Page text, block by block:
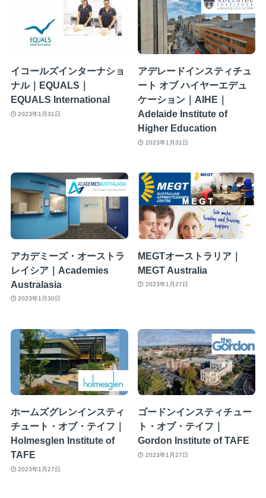
イコールズインターナショ
ナル｜EQUALS｜
EQUALS International
2023年1月31日
アデレードインスティチュ
ート オブ ハイヤーエデュ
ケーション｜AIHE｜
Adelaide Institute of
Higher Education
2023年1月31日
アカデミーズ・オーストラ
レイシア｜Academies
Australasia
2023年1月30日
MEGTオーストラリア｜
MEGT Australia
2023年1月27日
ホームズグレンインスティ
チュート・オブ・テイフ｜
Holmesglen Institute of
TAFE
2023年1月27日
ゴードンインスティチュー
ト・オブ・テイフ｜
Gordon Institute of TAFE
2023年1月27日